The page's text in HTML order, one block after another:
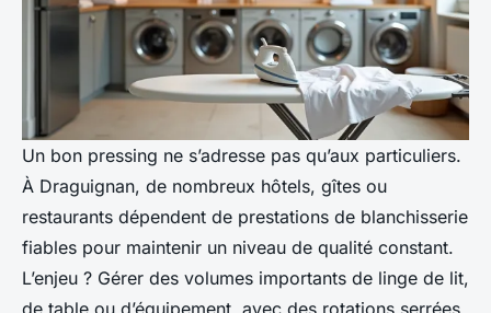
Un bon pressing ne s’adresse pas qu’aux particuliers.
À Draguignan, de nombreux hôtels, gîtes ou
restaurants dépendent de prestations de blanchisserie
fiables pour maintenir un niveau de qualité constant.
L’enjeu ? Gérer des volumes importants de linge de lit,
de table ou d’équipement, avec des rotations serrées.